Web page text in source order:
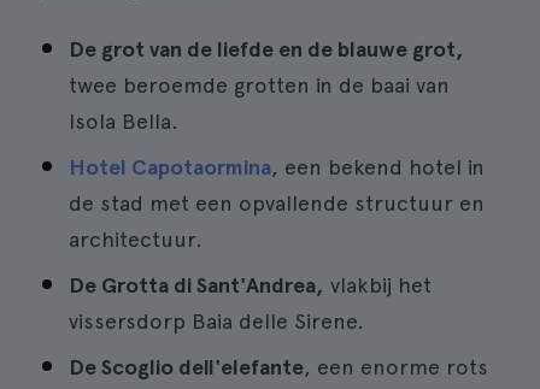
De grot van de liefde en de blauwe grot,
twee beroemde grotten in de baai van
Isola Bella.
Hotel Capotaormina, een bekend hotel in
de stad met een opvallende structuur en
architectuur.
De Grotta di Sant'Andrea, vlakbij het
vissersdorp Baia delle Sirene.
De Scoglio dell'elefante, een enorme rots